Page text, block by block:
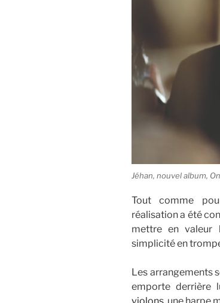
Jéhan, nouvel album,
Tout comme
réalisation a été
mettre en valeur
simplicité en
Les arrangements
emporte derrière